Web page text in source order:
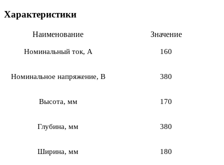
Характеристики
Наименование Значение
Номинальный ток, А 160
Номинальное напряжение, В 380
Высота, мм 170
Глубина, мм 380
Ширина, мм 180